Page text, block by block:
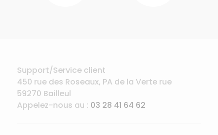
Support/Service client
450 rue des Roseaux, PA de la Verte rue
59270 Bailleul
Appelez-nous au : 03 28 41 64 62